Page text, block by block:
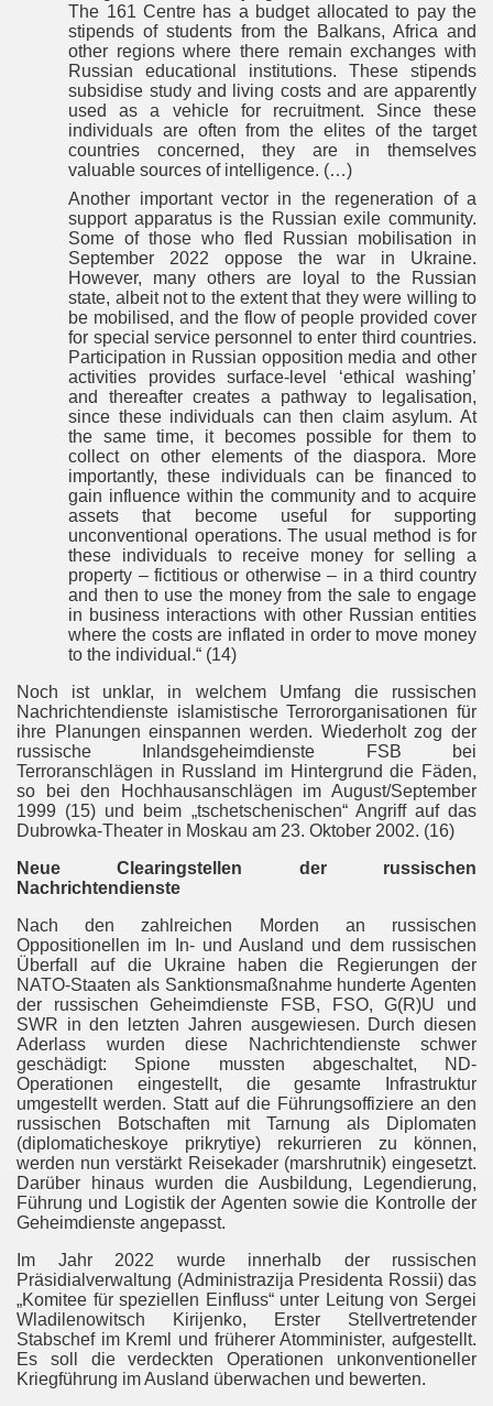
The 161 Centre has a budget allocated to pay the
stipends of students from the Balkans, Africa and
other regions where there remain exchanges with
Russian educational institutions. These stipends
subsidise study and living costs and are apparently
used as a vehicle for recruitment. Since these
individuals are often from the elites of the target
countries concerned, they are in themselves
valuable sources of intelligence. (…)
Another important vector in the regeneration of a
support apparatus is the Russian exile community.
Some of those who fled Russian mobilisation in
September 2022 oppose the war in Ukraine.
However, many others are loyal to the Russian
state, albeit not to the extent that they were willing to
be mobilised, and the flow of people provided cover
for special service personnel to enter third countries.
Participation in Russian opposition media and other
activities provides surface-level ‘ethical washing’
and thereafter creates a pathway to legalisation,
since these individuals can then claim asylum. At
the same time, it becomes possible for them to
collect on other elements of the diaspora. More
importantly, these individuals can be financed to
gain influence within the community and to acquire
assets that become useful for supporting
unconventional operations. The usual method is for
these individuals to receive money for selling a
property – fictitious or otherwise – in a third country
and then to use the money from the sale to engage
in business interactions with other Russian entities
where the costs are inflated in order to move money
to the individual.“ (14)
Noch ist unklar, in welchem Umfang die russischen
Nachrichtendienste islamistische Terrororganisationen für
ihre Planungen einspannen werden. Wiederholt zog der
russische Inlandsgeheimdienste FSB bei
Terroranschlägen in Russland im Hintergrund die Fäden,
so bei den Hochhausanschlägen im August/September
1999 (15) und beim „tschetschenischen“ Angriff auf das
Dubrowka-Theater in Moskau am 23. Oktober 2002. (16)
Neue Clearingstellen der russischen
Nachrichtendienste
Nach den zahlreichen Morden an russischen
Oppositionellen im In- und Ausland und dem russischen
Überfall auf die Ukraine haben die Regierungen der
NATO-Staaten als Sanktionsmaßnahme hunderte Agenten
der russischen Geheimdienste FSB, FSO, G(R)U und
SWR in den letzten Jahren ausgewiesen. Durch diesen
Aderlass wurden diese Nachrichtendienste schwer
geschädigt: Spione mussten abgeschaltet, ND-
Operationen eingestellt, die gesamte Infrastruktur
umgestellt werden. Statt auf die Führungsoffiziere an den
russischen Botschaften mit Tarnung als Diplomaten
(diplomaticheskoye prikrytiye) rekurrieren zu können,
werden nun verstärkt Reisekader (marshrutnik) eingesetzt.
Darüber hinaus wurden die Ausbildung, Legendierung,
Führung und Logistik der Agenten sowie die Kontrolle der
Geheimdienste angepasst.
Im Jahr 2022 wurde innerhalb der russischen
Präsidialverwaltung (Administrazija Presidenta Rossii) das
„Komitee für speziellen Einfluss“ unter Leitung von Sergei
Wladilenowitsch Kirijenko, Erster Stellvertretender
Stabschef im Kreml und früherer Atomminister, aufgestellt.
Es soll die verdeckten Operationen unkonventioneller
Kriegführung im Ausland überwachen und bewerten.